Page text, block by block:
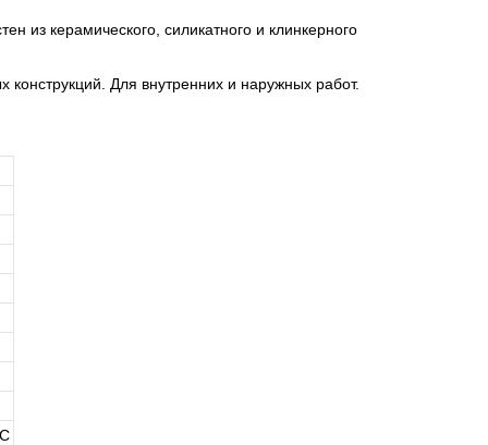
керамического, силикатного и клинкерного
конструкций. Для внутренних и наружных работ.